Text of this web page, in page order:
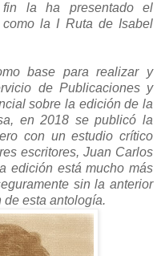
la ha presentado el
la I Ruta de Isabel
base para realizar y
de Publicaciones y
sobre la edición de la
en 2018 se publicó la
con un estudio crítico
escritores, Juan Carlos
edición está mucho más
sin la anterior
esta antología.